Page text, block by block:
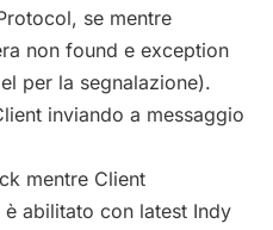
se mentre
non found e exception
per la segnalazione).
inviando a messaggio
mentre Client
abilitato con latest Indy